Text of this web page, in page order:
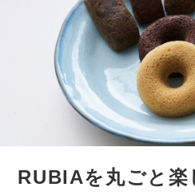
RUBIAを丸ごと楽